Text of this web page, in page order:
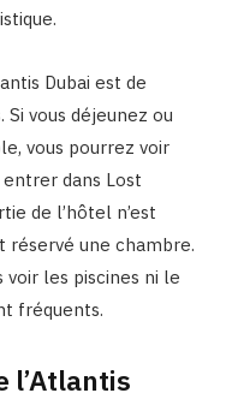
Dubai est de
Si vous déjeunez ou
vous pourrez voir
entrer dans Lost
de l’hôtel n’est
réservé une chambre.
voir les piscines ni le
fréquents.
l’Atlantis